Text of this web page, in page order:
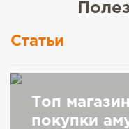
Статьи
Топ
покупки